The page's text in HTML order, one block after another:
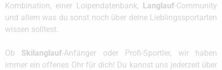
Kombination, einer Loipendatenbank, Langlauf-Community
und allem was du sonst noch über deine Lieblingssportarten
wissen solltest.
Ob Skilanglauf-Anfänger oder Profi-Sportler, wir haben
immer ein offenes Ohr für dich! Du kannst uns jederzeit über